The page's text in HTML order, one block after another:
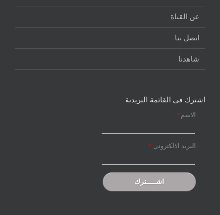
عن القناة
اتصل بنا
شاهدنا
اشترك في القائمة البريدية
الاسم*
البريد الالكتروني *